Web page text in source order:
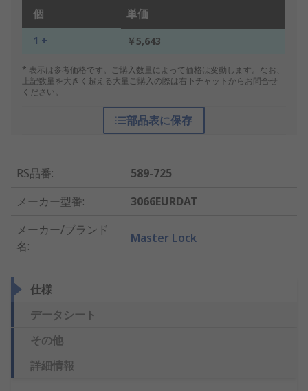
個 単価
1 + ￥5,643
* 表示は参考価格です。ご購入数量によって価格は変動します。なお、
上記数量を大きく超える大量ご購入の際は右下チャットからお問合せ
ください。
部品表に保存
RS品番:
589-725
メーカー型番:
3066EURDAT
メーカー/ブランド
名:
Master Lock
仕様
データシート
その他
詳細情報